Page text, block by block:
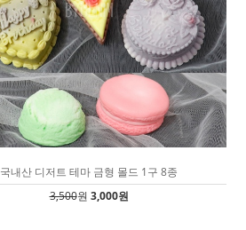
국내산 디저트 테마 금형 몰드 1구 8종
3,500원 3,000원